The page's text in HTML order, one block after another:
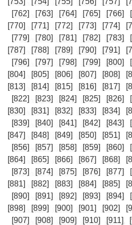
[762]
[763] [764] [765] [766]
[770]
[771] [772] [773] [774]
[779]
[780] [781] [782] [783]
[787]
[788] [789] [790] [791]
[796]
[797] [798] [799] [800]
[804]
[805] [806] [807] [808]
[813]
[814] [815] [816] [817]
[822]
[823] [824] [825] [826]
[830]
[831] [832] [833] [834]
[839]
[840] [841] [842] [843]
[847]
[848] [849] [850] [851]
[856]
[857] [858] [859] [860]
[864]
[865] [866] [867] [868]
[873]
[874] [875] [876] [877]
[881]
[882] [883] [884] [885]
[890]
[891] [892] [893] [894]
[898]
[899] [900] [901] [902]
[907]
[908] [909] [910] [911]